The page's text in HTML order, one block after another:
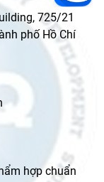
725/21
phố Hồ Chí
hợp chuẩn